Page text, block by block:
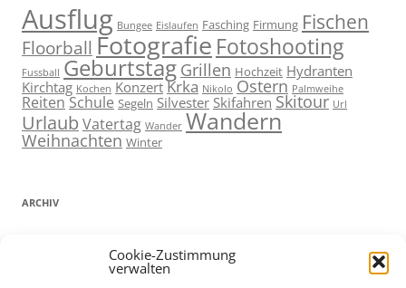
Cookie-Zustimmung
verwalten
Ausflug Bungee Eislaufen Fasching Firmung Fischen
Floorball Fotografie Fotoshooting
Fussball Geburtstag Grillen Hochzeit Hydranten
Kirchtag Kochen Konzert Krka Nikolo Ostern Palmweihe
Reiten Schule Segeln Silvester Skifahren Skitour Url
Urlaub Vatertag Wander Wandern
Weihnachten Winter
ARCHIV